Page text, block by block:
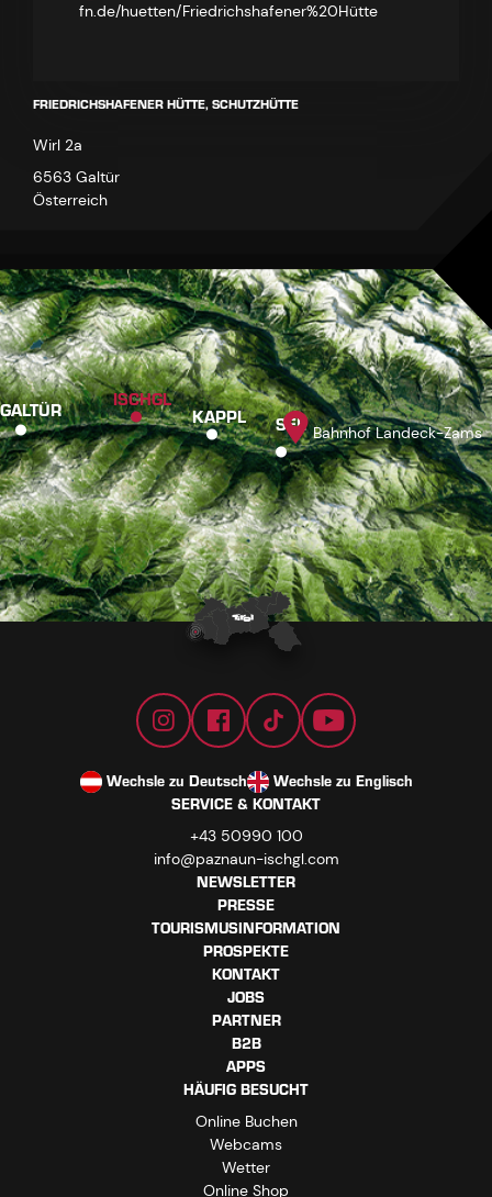
fn.de/huetten/Friedrichshafener%20Hütte
FRIEDRICHSHAFENER HÜTTE, SCHUTZHÜTTE
Wirl 2a
6563 Galtür
Österreich
GALTÜR ISCHGL
KAPPL SEE Bahnhof Landeck-Zams
Wechsle zu Deutsch
Wechsle zu Englisch
SERVICE & KONTAKT
+43 50990 100
info@paznaun-ischgl.com
NEWSLETTER
PRESSE
TOURISMUSINFORMATION
PROSPEKTE
KONTAKT
JOBS
PARTNER
B2B
APPS
HÄUFIG BESUCHT
Online Buchen
Webcams
Wetter
Online Shop